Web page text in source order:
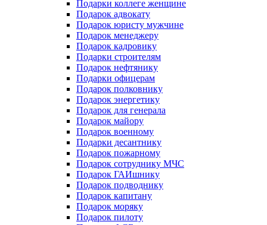
Подарки коллеге женщине
Подарок адвокату
Подарок юристу мужчине
Подарок менеджеру
Подарок кадровику
Подарки строителям
Подарок нефтянику
Подарки офицерам
Подарок полковнику
Подарок энергетику
Подарок для генерала
Подарок майору
Подарок военному
Подарки десантнику
Подарок пожарному
Подарок сотруднику МЧС
Подарок ГАИшнику
Подарок подводнику
Подарок капитану
Подарок моряку
Подарок пилоту